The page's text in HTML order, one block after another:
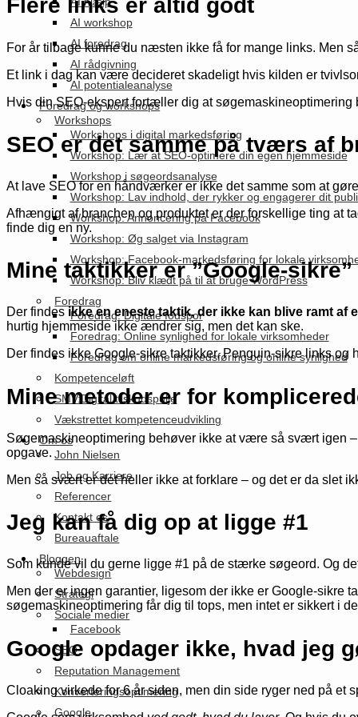
AI workshop
AI foredrag
AI rådgivning
AI potentialeanalyse
Foredrag og workshops
Workshops
Workshops i digital markedsføring
Workshop: Lær at SEO-optimere din egen hjemmeside
Workshop i søgeordsanalyse
Workshop: Lav indhold, der rykker og engagerer dit
Workshop: Annoncering på Facebook
Workshop: Øg salget via Instagram
Workshop: Facebook-markedsføring for lokale
Workshop: Bliv klædt på til at bruge WordPress
Foredrag
Foredrag: Digitale fodspor
Foredrag: Online synlighed for lokale virksomheder
Foredrag om online markedsføring og online synlighed
Kompetenceløft
SMV:Digital tilskudspulje
Vækstrettet kompetenceudvikling
Om os
John Nielsen
Job og Karriere
Referencer
Kontakt os
Bureauaftale
Bloggen
Webdesign
Strategi
Sociale medier
Facebook
SEO
Reputation Management
Konverteringsoptimering
Google
Flere links er altid godt
For år tilbage kunne du næsten ikke få for mange links. Men
Et link i dag kan være decideret skadeligt hvis kilden er
Hvis din SEO-ekspert fortæller dig at
SEO er det samme på tværs af
At lave SEO for en håndværker er ikke det samme som at
Afhængigt af branchen og produktet er der forskellige ting at
finde dig en ny.
Mine taktikker er ”Google-sikre”
Der findes ikke en eneste taktik, der ikke kan blive ramt af
hurtig hjemmeside ikke ændrer sig, men det kan ske.
Der findes ikke Google-sikre taktikker, Penguin-sikre links
Mine metoder er for
Søgemaskineoptimering behøver ikke at være så svært igen
opgave.
Men så svært er det heller ikke at forklare – og det er da slet
Jeg kan få dig op at ligge #1
Som kunde vil du gerne ligge #1 på de stærke søgeord. Og
Men der er ingen garantier, ligesom der ikke er Google-sikre
søgemaskineoptimering får dig til tops, men intet er sikkert i
Google opdager ikke, hvad jeg
Cloaking virkede for 6 år siden, men din side ryger ned på et